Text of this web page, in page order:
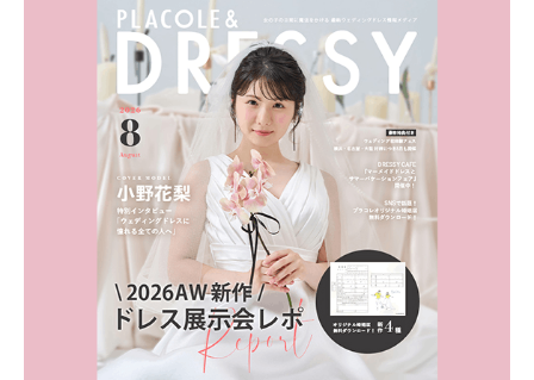
山田優さんの結婚指輪 出典:ブシュロンの公式HPをch
eck！ 婚約指輪にTiffanyを着用された 小栗旬さんと
山田優さん。 結婚指輪は、ブシュロン（ […]
読む